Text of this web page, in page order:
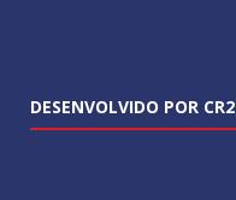
DESENVOLVIDO POR CR2